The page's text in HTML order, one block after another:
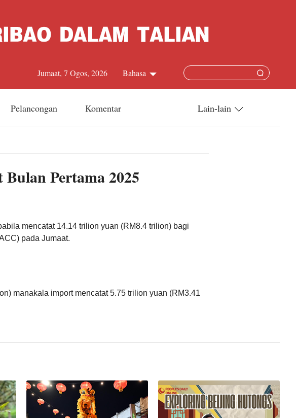
Bahasa
Français
Русский
Қазақ тілі
Jumaat, 7 Ogos, 2026
Pelancongan Komentar Lain-lain
Pertama 2025
mencatat 14.14 trilion yuan (RM8.4 trilion) bagi
pada Jumaat.
manakala import mencatat 5.75 trilion yuan (RM3.41